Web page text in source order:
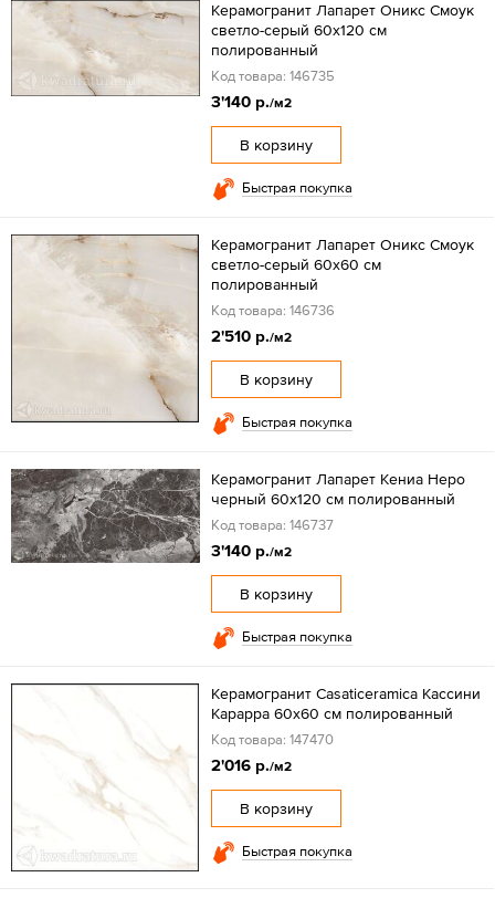
Керамогранит Лапарет Оникс Смоук
светло-серый 60x120 см
полированный
Код товара: 146735
3'140 р./м2
В корзину
Быстрая покупка
Керамогранит Лапарет Оникс Смоук
светло-серый 60x60 см
полированный
Код товара: 146736
2'510 р./м2
В корзину
Быстрая покупка
Керамогранит Лапарет Кениа Неро
черный 60x120 см полированный
Код товара: 146737
3'140 р./м2
В корзину
Быстрая покупка
Керамогранит Casaticeramica Кассини
Карарра 60х60 см полированный
Код товара: 147470
2'016 р./м2
В корзину
Быстрая покупка